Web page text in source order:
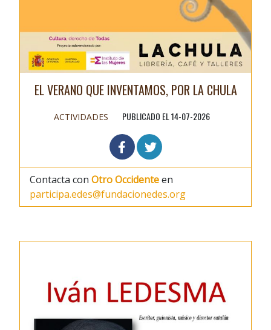
EL VERANO QUE INVENTAMOS, POR LA CHULA
ACTIVIDADES PUBLICADO EL 14-07-2026
Contacta con Otro Occidenteen
participa.edes@fundacionedes.org